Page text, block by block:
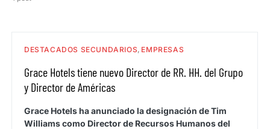
DESTACADOS SECUNDARIOS EMPRESAS
Grace Hotels tiene nuevo Director de RR. HH. del Grupo
y Director de Américas
Grace Hotels ha anunciado la designación de Tim
Williams como Director de Recursos Humanos del